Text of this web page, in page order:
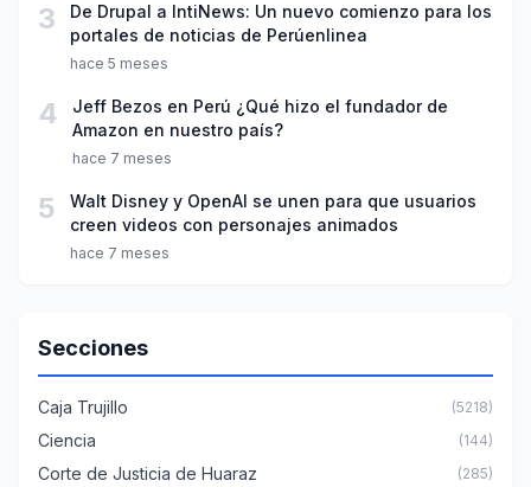
3
De Drupal a IntiNews: Un nuevo comienzo para los
portales de noticias de Perúenlinea
hace 5 meses
4
Jeff Bezos en Perú ¿Qué hizo el fundador de
Amazon en nuestro país?
hace 7 meses
5
Walt Disney y OpenAI se unen para que usuarios
creen videos con personajes animados
hace 7 meses
Secciones
Caja Trujillo (5218)
Ciencia (144)
Corte de Justicia de Huaraz (285)